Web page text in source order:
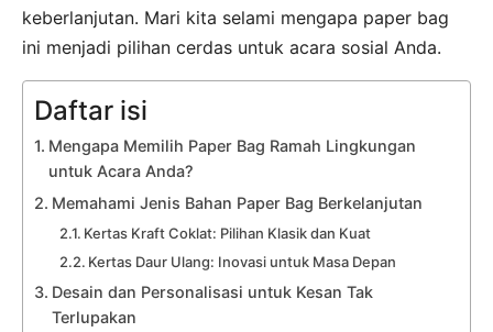
keberlanjutan. Mari kita selami mengapa paper bag
ini menjadi pilihan cerdas untuk acara sosial Anda.
Daftar isi
Mengapa Memilih Paper Bag Ramah Lingkungan
untuk Acara Anda?
Memahami Jenis Bahan Paper Bag Berkelanjutan
Kertas Kraft Coklat: Pilihan Klasik dan Kuat
Kertas Daur Ulang: Inovasi untuk Masa Depan
Desain dan Personalisasi untuk Kesan Tak
Terlupakan